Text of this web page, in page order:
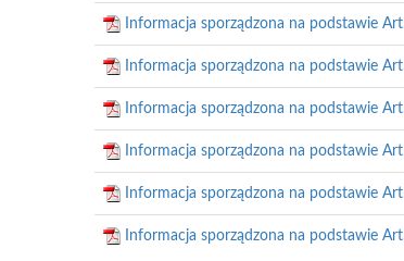
Informacja sporządzona na podstawie
Informacja sporządzona na podstawie
Informacja sporządzona na podstawie
Informacja sporządzona na podstawie
Informacja sporządzona na podstawie
Informacja sporządzona na podstawie